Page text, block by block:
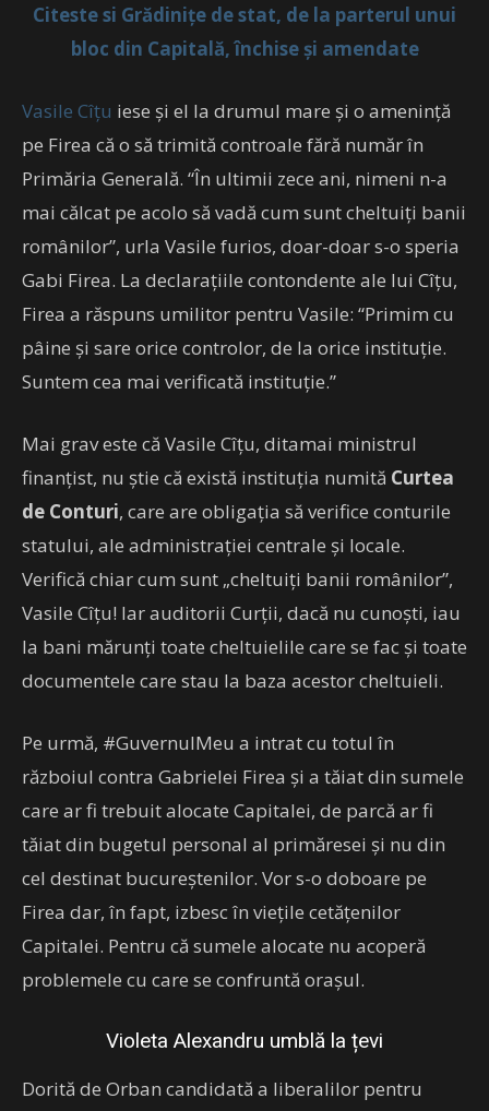
Citeste si Grădinițe de stat, de la parterul unui
bloc din Capitală, închise și amendate
Vasile Cîțu iese și el la drumul mare și o amenință
pe Firea că o să trimită controale fără număr în
Primăria Generală. “În ultimii zece ani, nimeni n-a
mai călcat pe acolo să vadă cum sunt cheltuiţi banii
românilor”, urla Vasile furios, doar-doar s-o speria
Gabi Firea. La declarațiile contondente ale lui Cîţu,
Firea a răspuns umilitor pentru Vasile: “Primim cu
pâine şi sare orice controlor, de la orice instituţie.
Suntem cea mai verificată instituţie.”
Mai grav este că Vasile Cîțu, ditamai ministrul
finanțist, nu știe că există instituția numită Curtea
de Conturi, care are obligația să verifice conturile
statului, ale administrației centrale și locale.
Verifică chiar cum sunt „cheltuiți banii românilor”,
Vasile Cîțu! Iar auditorii Curții, dacă nu cunoști, iau
la bani mărunți toate cheltuielile care se fac și toate
documentele care stau la baza acestor cheltuieli.
Pe urmă, #GuvernulMeu a intrat cu totul în
războiul contra Gabrielei Firea și a tăiat din sumele
care ar fi trebuit alocate Capitalei, de parcă ar fi
tăiat din bugetul personal al primăresei și nu din
cel destinat bucureștenilor. Vor s-o doboare pe
Firea dar, în fapt, izbesc în viețile cetățenilor
Capitalei. Pentru că sumele alocate nu acoperă
problemele cu care se confruntă orașul.
Violeta Alexandru umblă la țevi
Dorită de Orban candidată a liberalilor pentru